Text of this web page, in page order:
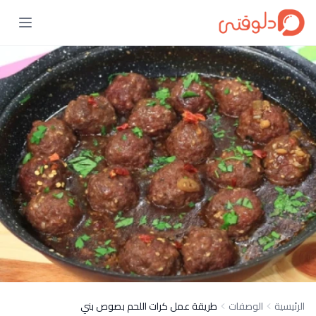
الرئيسية الوصفات طريقة عمل كرات اللحم بصوص بني